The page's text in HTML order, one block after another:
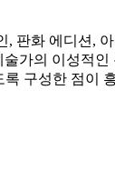
판화 에디션,
가의 이성적
록 구성한 점이